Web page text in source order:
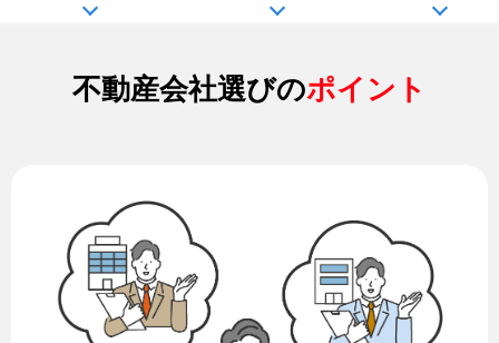
不動産会社選びのポイント